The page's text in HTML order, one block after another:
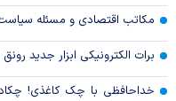
مکاتب اقتصادی و مسئله
برات الکترونیکی ابزار جدید
خداحافظی با چک کاغذی!